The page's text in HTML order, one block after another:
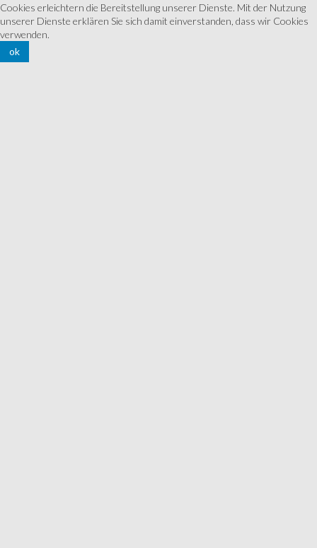
Cookies erleichtern die Bereitstellung unserer Dienste. Mit der Nutzung
unserer Dienste erklären Sie sich damit einverstanden, dass wir Cookies
verwenden.
ok